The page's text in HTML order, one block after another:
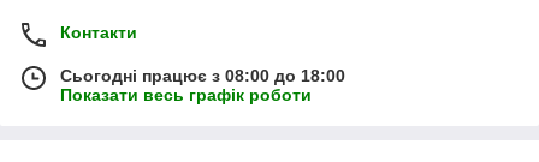
Контакти
Сьогодні працює з 08:00 до 18:00
Показати весь графік роботи